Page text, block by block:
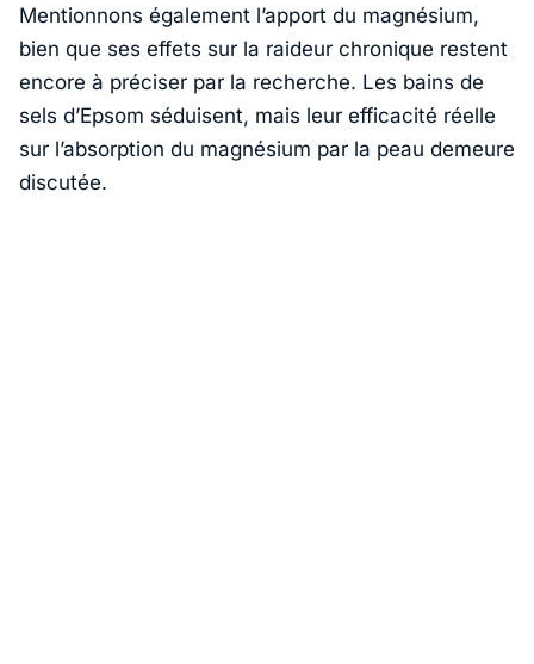
Mentionnons également l’apport du magnésium,
bien que ses effets sur la raideur chronique restent
encore à préciser par la recherche. Les bains de
sels d’Epsom séduisent, mais leur efficacité réelle
sur l’absorption du magnésium par la peau demeure
discutée.